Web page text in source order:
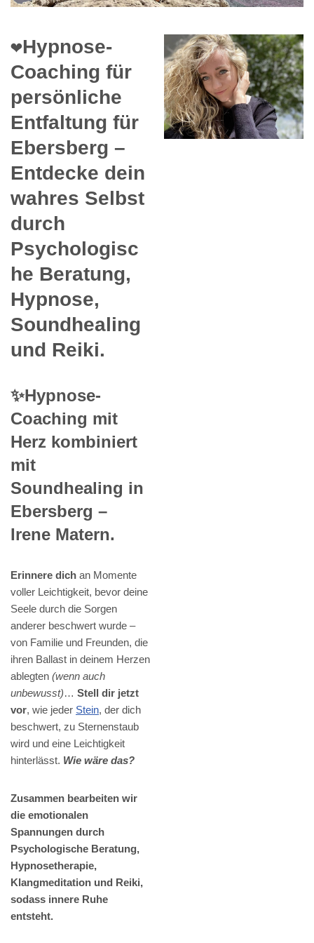
❤️Hypnose-
Coaching für
persönliche
Entfaltung für
Ebersberg –
Entdecke dein
wahres Selbst
durch
Psychologisc
he Beratung,
Hypnose,
Soundhealing
und Reiki.
✨Hypnose-
Coaching mit
Herz kombiniert
mit
Soundhealing in
Ebersberg –
Irene Matern.
Erinnere dich an Momente
voller Leichtigkeit, bevor deine
Seele durch die Sorgen
anderer beschwert wurde –
von Familie und Freunden, die
ihren Ballast in deinem Herzen
ablegten (wenn auch
unbewusst)… Stell dir jetzt
vor, wie jeder Stein, der dich
beschwert, zu Sternenstaub
wird und eine Leichtigkeit
hinterlässt. Wie wäre das?
Zusammen bearbeiten wir
die emotionalen
Spannungen durch
Psychologische Beratung,
Hypnosetherapie,
Klangmeditation und Reiki,
sodass innere Ruhe
entsteht.